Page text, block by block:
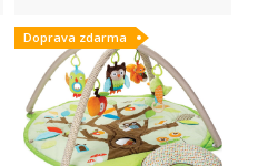
Doprava zdarma